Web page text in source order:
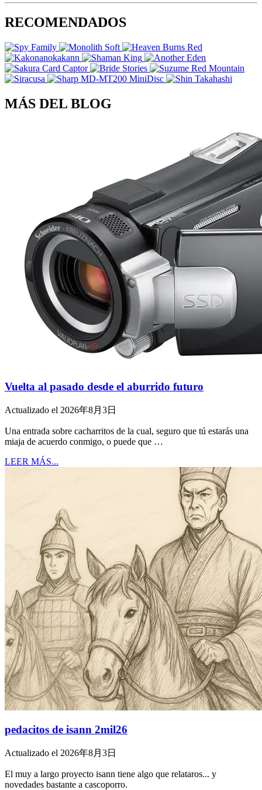
RECOMENDADOS
MÁS DEL BLOG
Vuelta al pasado desde el aburrido futuro
Actualizado el 2026年8月3日
Una entrada sobre cacharritos de la cual, seguro que tú estarás una
miaja de acuerdo conmigo, o puede que …
LEER MÁS...
pedacitos de isann 2mil26
Actualizado el 2026年8月3日
El muy a largo proyecto isann tiene algo que relataros... y
novedades bastante a cascoporro.